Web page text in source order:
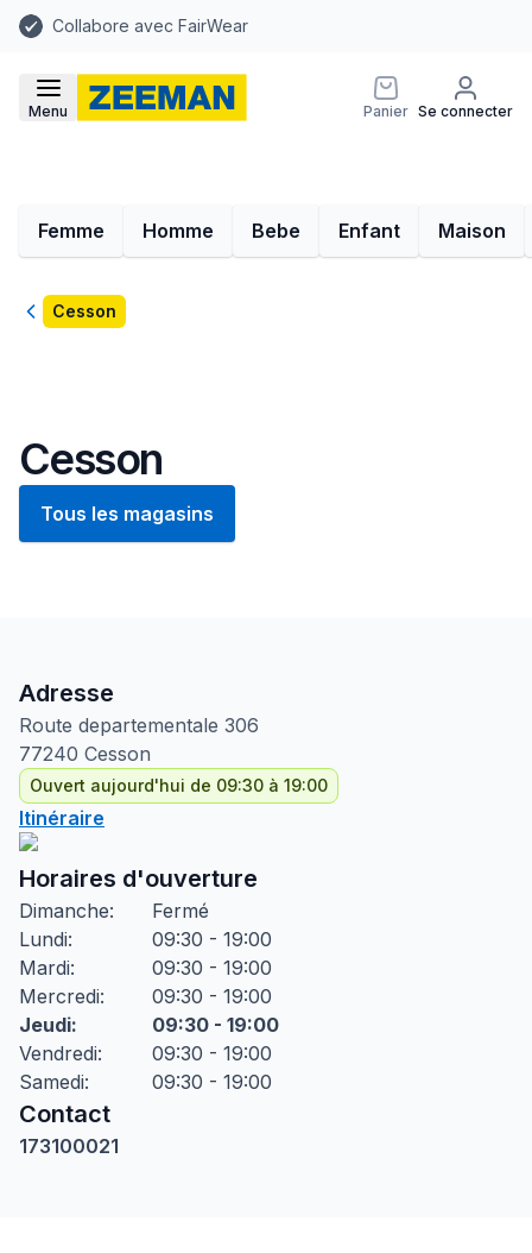
Collabore avec FairWear
Menu Panier Se connecter
Femme Homme Bebe Enfant Maison
RetourCesson
Cesson
Tous les magasins
Adresse
Route departementale 306
77240 Cesson
Ouvert aujourd'hui de 09:30 à 19:00
Itinéraire
Horaires d'ouverture
Dimanche:
Fermé
Lundi:
09:30 - 19:00
Mardi:
09:30 - 19:00
Mercredi:
09:30 - 19:00
Jeudi:
09:30 - 19:00
Vendredi:
09:30 - 19:00
Samedi: 09:30 - 19:00
Contact
173100021